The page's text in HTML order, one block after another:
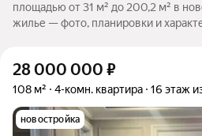
площадью от 31 м² до 200,2 м² в
жилье — фото, планировки и
28 000 000 ₽
108 м² 4-комн. квартира 16 этаж
новостройка